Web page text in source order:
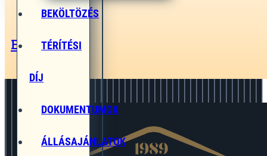
BEKÖLTÖZÉS
TÉRÍTÉSI
DÍJ
DOKUMENTUMOK
ÁLLÁSAJÁNLATOK
Előző hír